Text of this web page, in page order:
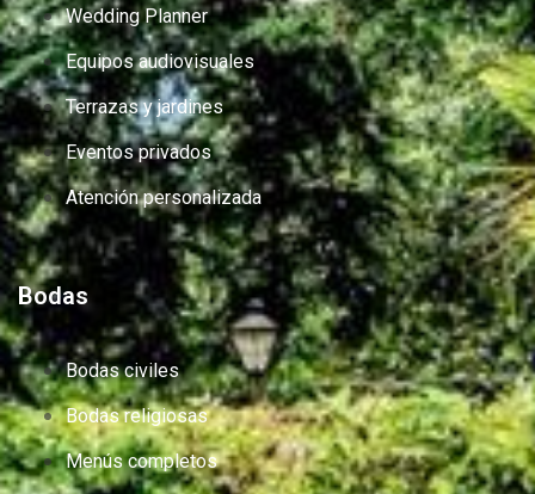
Wedding Planner
Equipos audiovisuales
Terrazas y jardines
Eventos privados
Atención personalizada
Bodas
Bodas civiles
Bodas religiosas
Menús completos